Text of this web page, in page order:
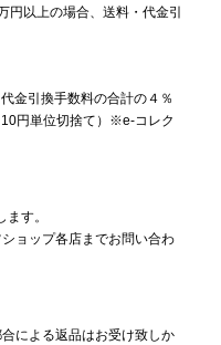
円以上の場合、送料・代金引
金引換手数料の合計の４％
円単位切捨て）※e-コレク
す。
ョップ各店までお問い合わ
による返品はお受け致しか